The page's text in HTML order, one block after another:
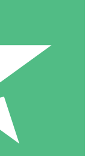
Sans